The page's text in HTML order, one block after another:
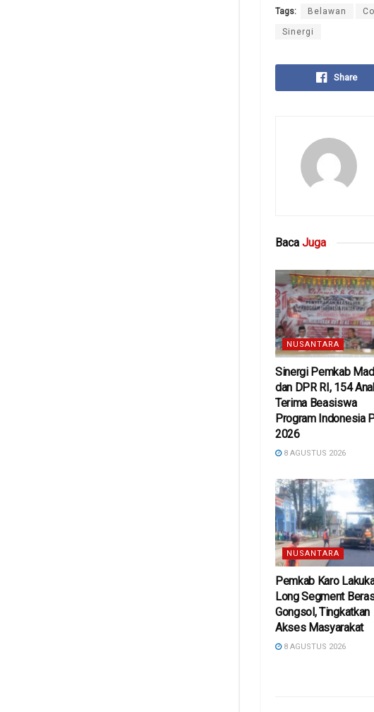
Tags: Belawan
Sinergi
Share
Baca Juga
NUSANTARA
Sinergi Pemkab
dan DPR RI, 154
Terima Beasiswa
Program Indonesia
2026
8 AGUSTUS 2026
NUSANTARA
Pemkab Karo
Long Segment
Gongsol, Tingkatkan
Akses Masyarakat
8 AGUSTUS 2026